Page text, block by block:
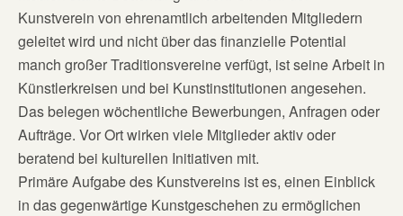
Kunstverein von ehrenamtlich arbeitenden Mitgliedern
geleitet wird und nicht über das finanzielle Potential
manch großer Traditionsvereine verfügt, ist seine Arbeit in
Künstlerkreisen und bei Kunstinstitutionen angesehen.
Das belegen wöchentliche Bewerbungen, Anfragen oder
Aufträge. Vor Ort wirken viele Mitglieder aktiv oder
beratend bei kulturellen Initiativen mit.
Primäre Aufgabe des Kunstvereins ist es, einen Einblick
in das gegenwärtige Kunstgeschehen zu ermöglichen